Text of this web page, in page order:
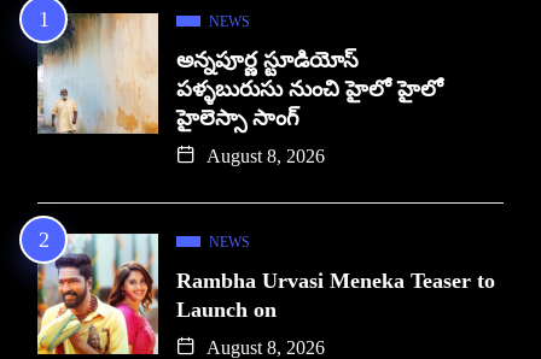
NEWS
అన్నపూర్ణ స్టూడియోస్
పళ్ళబురుసు నుంచి హైలో హైలో
హైలెస్సా సాంగ్
August 8, 2026
NEWS
Rambha Urvasi Meneka Teaser to
Launch on
August 8, 2026